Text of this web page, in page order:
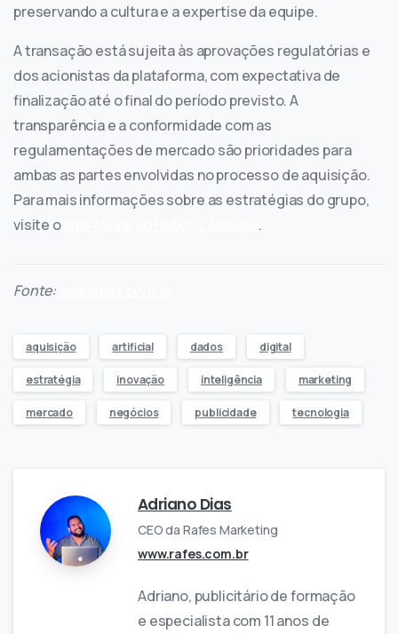
preservando a cultura e a expertise da equipe.
A transação está sujeita às aprovações regulatórias e
dos acionistas da plataforma, com expectativa de
finalização até o final do período previsto. A
transparência e a conformidade com as
regulamentações de mercado são prioridades para
ambas as partes envolvidas no processo de aquisição.
Para mais informações sobre as estratégias do grupo,
visite o
.
Fonte:
aquisição artificial dados digital
estratégia inovação inteligência marketing
mercado negócios publicidade tecnologia
Adriano Dias
CEO da Rafes Marketing
www.rafes.com.br
Adriano, publicitário de formação
e especialista com 11 anos de